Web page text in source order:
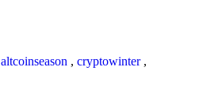
altcoinseason , cryptowinter,